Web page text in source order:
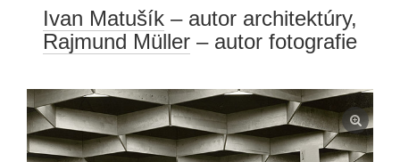
Ivan Matušík – autor architektúry,
Rajmund Müller – autor fotografie